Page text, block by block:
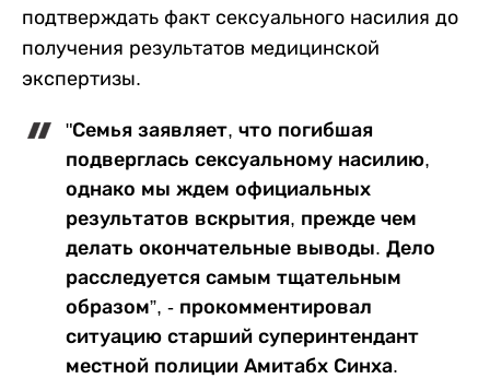
подтверждать факт сексуального насилия до
получения результатов медицинской
экспертизы.
"Семья заявляет, что погибшая
подверглась сексуальному насилию,
однако мы ждем официальных
результатов вскрытия, прежде чем
делать окончательные выводы. Дело
расследуется самым тщательным
образом”, - прокомментировал
ситуацию старший суперинтендант
местной полиции Амитабх Синха.